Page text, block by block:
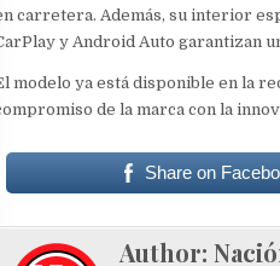
carretera. Además, su interior
y Android Auto garantizan
modelo ya está disponible en la
de la marca con la
Share on
Author: